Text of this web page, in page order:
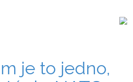
je to jedno,